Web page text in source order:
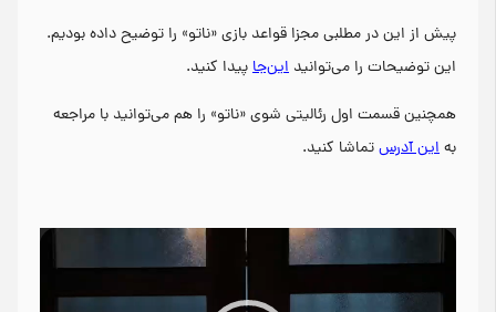
پیش از این در مطلبی مجزا قواعد بازی «ناتو» را توضیح داده بودیم.
این توضیحات را می‌توانید این‌جاپیدا کنید.
همچنین قسمت اول رئالیتی شوی «ناتو» را هم می‌توانید با مراجعه
بهاین آدرستماشا کنید.
نمایشگر
ویدیو